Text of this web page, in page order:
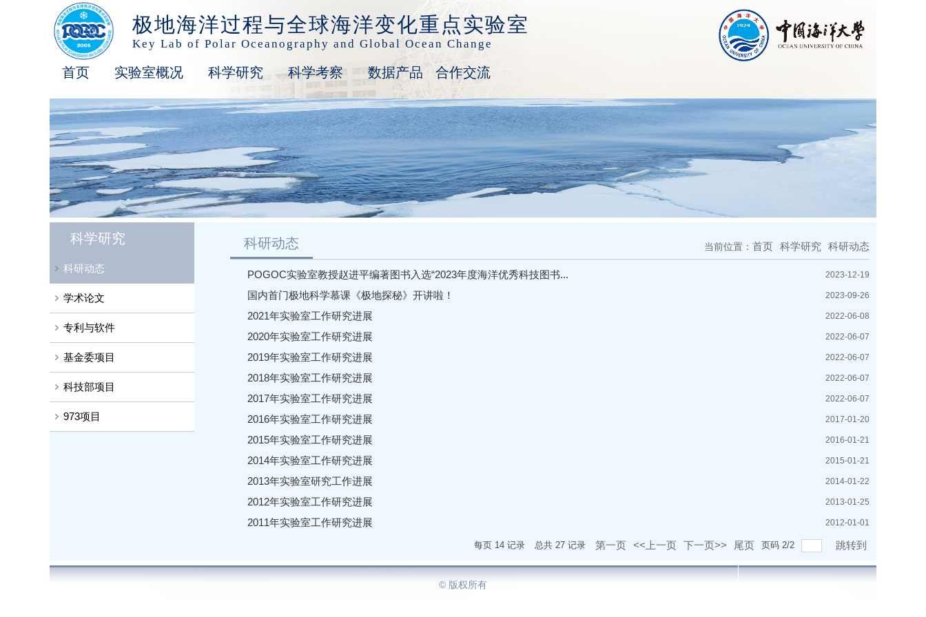
极地海洋过程与全球海洋变化重点实验室
Key Lab of Polar Oceanography and Global Ocean Change
首页 实验室概况 科学研究 科学考察 数据产品 合作交流
科学研究
科研动态
学术论文
专利与软件
基金委项目
科技部项目
973项目
科研动态 当前位置： 首页 科学研究 科研动态
POGOC实验室教授赵进平编著图书入选“2023年度海洋优秀科技图书... 2023-12-19
国内首门极地科学慕课《极地探秘》开讲啦！ 2023-09-26
2021年实验室工作研究进展 2022-06-08
2020年实验室工作研究进展 2022-06-07
2019年实验室工作研究进展 2022-06-07
2018年实验室工作研究进展 2022-06-07
2017年实验室工作研究进展 2022-06-07
2016年实验室工作研究进展 2017-01-20
2015年实验室工作研究进展 2016-01-21
2014年实验室工作研究进展 2015-01-21
2013年实验室研究工作进展 2014-01-22
2012年实验室工作研究进展 2013-01-25
2011年实验室工作研究进展 2012-01-01
每页 14 记录 总共 27 记录 第一页 <<上一页 下一页>> 尾页 页码 2/2 跳转到
© 版权所有